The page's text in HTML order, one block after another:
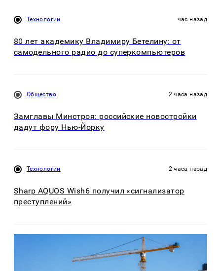
Технологии час назад
80 лет академику Владимиру Бетелину: от
самодельного радио до суперкомпьютеров
Общество 2 часа назад
Замглавы Минстроя: российские новостройки
дадут фору Нью-Йорку
Технологии 2 часа назад
Sharp AQUOS Wish6 получил «сигнализатор
преступлений»